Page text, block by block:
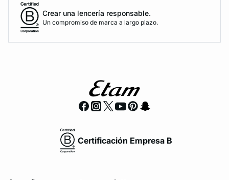
Crear una lencería responsable.
Un compromiso de marca a largo plazo.
Certificación Empresa B